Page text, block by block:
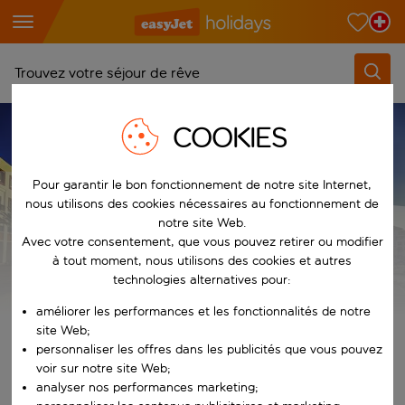
Trouvez votre séjour de rêve
Commencez à taper pour la saisie automatique. Lorsque les
Choisissez votre aéroport
Commencez à taper pour la saisie automatique. Lorsque les
Choisissez votre destination
Vers
Choisissez vos dates
Quand
Rechercher
TYPES DE VACANCES
LES VACANCES TOUT COMPRIS
Vacances all inclusive au Maroc
Vacances all inclusive au
Voir les offres de vacances all inclusive
COOKIES
Pour garantir le bon fonctionnement de notre site Internet,
nous utilisons des cookies nécessaires au fonctionnement de
notre site Web.
Avec votre consentement, que vous pouvez retirer ou modifier
à tout moment, nous utilisons des cookies et autres
technologies alternatives pour:
améliorer les performances et les fonctionnalités de notre
site Web;
personnaliser les offres dans les publicités que vous pouvez
voir sur notre site Web;
analyser nos performances marketing;